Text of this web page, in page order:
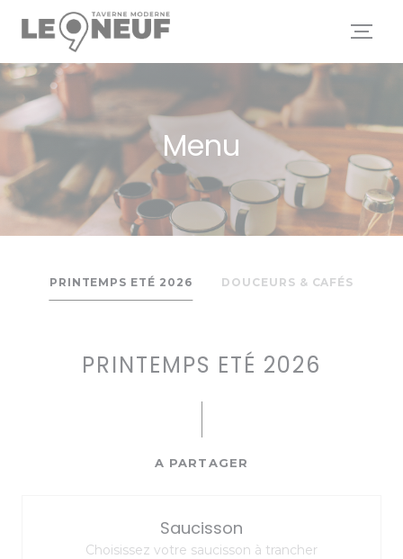
Panel pro správu cookies
Menu
PRINTEMPS ETÉ 2026 DOUCEURS & CAFÉS
PRINTEMPS ETÉ 2026
A PARTAGER
Saucisson
Choisissez votre saucisson à trancher